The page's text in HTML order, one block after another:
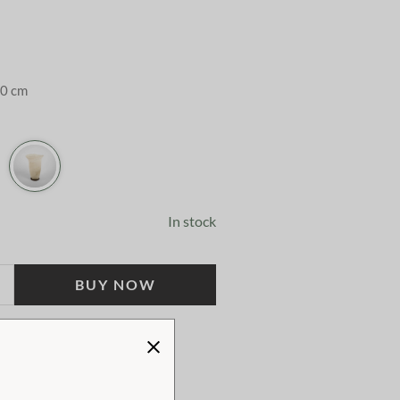
cm
In stock
BUY NOW
1-4 WORKING DAYS!
CHECKOUT!